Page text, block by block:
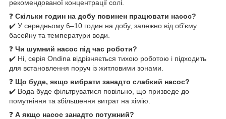
рекомендованої концентрації солі.
❓ Скільки годин на добу повинен працювати насос?
✔️ У середньому 6–10 годин на добу, залежно від об’єму
басейну та температури води.
❓ Чи шумний насос під час роботи?
✔️ Ні, серія Ondina відрізняється тихою роботою і підходить
для встановлення поруч із житловими зонами.
❓ Що буде, якщо вибрати занадто слабкий насос?
✔️ Вода буде фільтруватися повільно, що призведе до
помутніння та збільшення витрат на хімію.
❓ А якщо насос занадто потужний?